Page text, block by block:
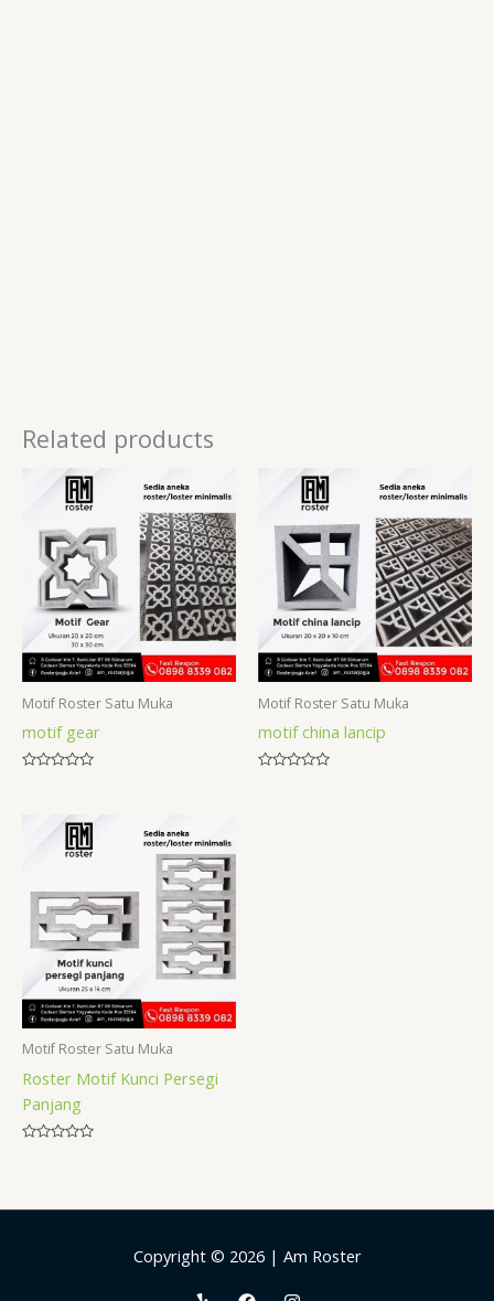
Related products
Motif Roster Satu Muka
motif gear
Motif Roster Satu Muka
motif china lancip
Motif Roster Satu Muka
Roster Motif Kunci Persegi
Panjang
Copyright © 2026 | Am Roster